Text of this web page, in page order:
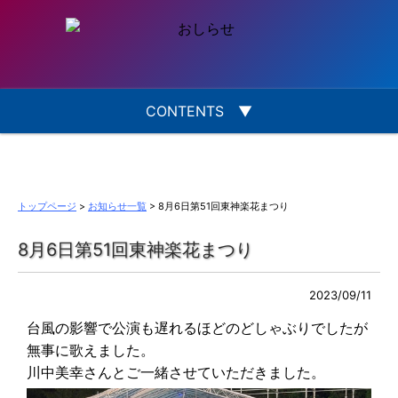
CONTENTS ▼
トップページ > お知らせ一覧 > 8月6日第51回東神楽花まつり
8月6日第51回東神楽花まつり
2023/09/11
台風の影響で公演も遅れるほどのどしゃぶりでしたが
無事に歌えました。
川中美幸さんとご一緒させていただきました。